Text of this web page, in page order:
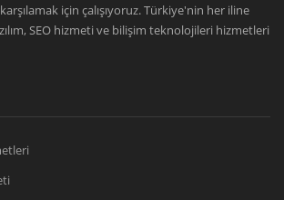
için çalışıyoruz. Türkiye'nin her iline
SEO hizmeti ve bilişim teknolojileri hizmetleri